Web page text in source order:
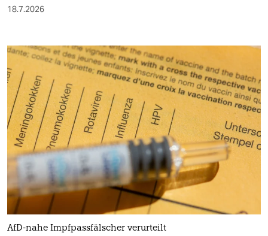
18.7.2026
AfD-nahe Impfpassfälscher verurteilt